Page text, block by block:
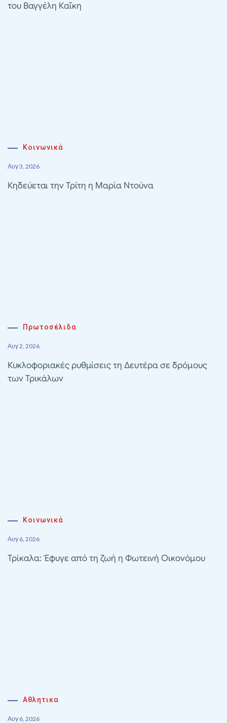
του Βαγγέλη Καΐκη
Κοινωνικά
Αυγ 3, 2026
Κηδεύεται την Τρίτη η Μαρία Ντούνα
Πρωτοσέλιδα
Αυγ 2, 2026
Κυκλοφοριακές ρυθμίσεις τη Δευτέρα σε δρόμους
των Τρικάλων
Κοινωνικά
Αυγ 6, 2026
Τρίκαλα: Έφυγε από τη ζωή η Φωτεινή Οικονόμου
Αθλητικα
Αυγ 6, 2026